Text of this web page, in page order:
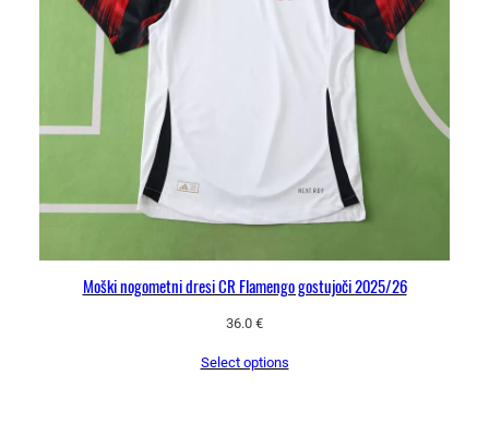
Moški nogometni dresi CR Flamengo gostujoči 2025/26
36.0 €
Select options